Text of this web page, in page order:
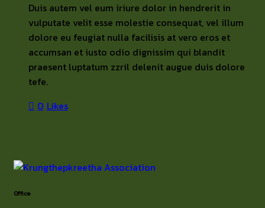
Duis autem vel eum iriure dolor in hendrerit in
vulputate velit esse molestie consequat, vel illum
dolore eu feugiat nulla facilisis at vero eros et
accumsan et iusto odio dignissim qui blandit
praesent luptatum zzril delenit augue duis dolore
tefe.
0 Likes
Office